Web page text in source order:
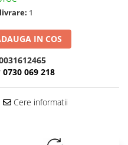
1
IN COS
0730 069 218
Cere informatii